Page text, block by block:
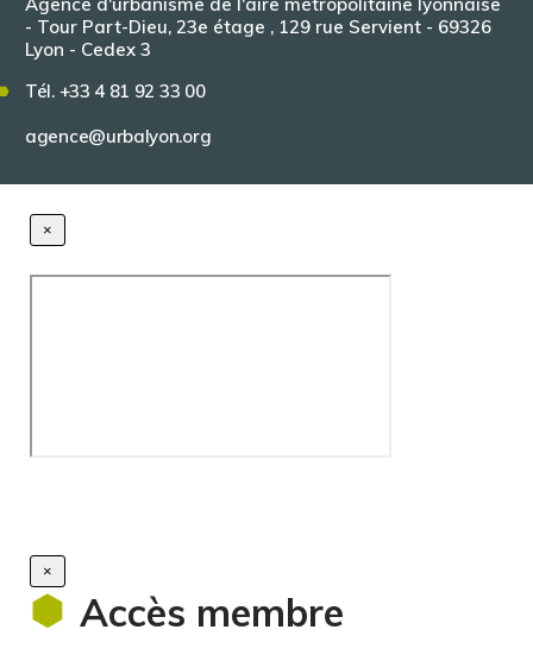
- Tour Part-Dieu, 23e étage , 129 rue Servient - 69326
Lyon - Cedex 3
Tél. +33 4 81 92 33 00
agence@urbalyon.org
×
×
Accès membre